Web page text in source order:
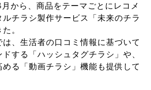
から、商品をテーマごとにレコメ
チラシ製作サービス「未来のチラ
。
は、生活者の口コミ情報に基づいて
する「ハッシュタグチラシ」や、
る「動画チラシ」機能も提供して